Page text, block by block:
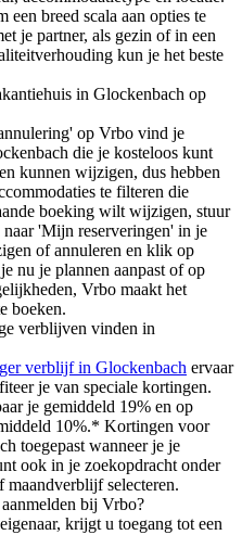
een breed scala aan opties te
je partner, als gezin of in een
kun je het beste
in Glockenbach op
op Vrbo vind je
die je kosteloos kunt
kunnen wijzigen, dus hebben
te filteren die
boeking wilt wijzigen, stuur
naar 'Mijn reserveringen' in je
of annuleren en klik op
nu je plannen aanpast of op
Vrbo maakt het
boeken.
verblijven vinden in
verblijf in Glockenbach ervaar
je van speciale kortingen.
je gemiddeld 19% en op
10%.* Kortingen voor
toegepast wanneer je je
ook in je zoekopdracht onder
selecteren.
bij Vrbo?
krijgt u toegang tot een